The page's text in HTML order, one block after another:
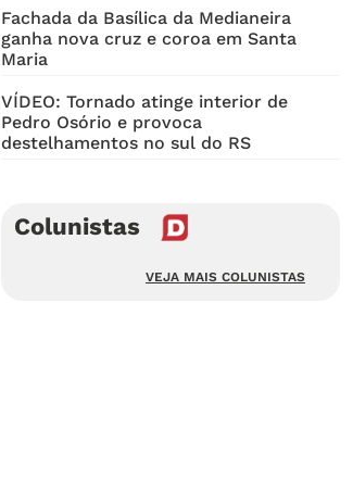
Fachada da Basílica da Medianeira
ganha nova cruz e coroa em Santa
Maria
VÍDEO: Tornado atinge interior de
Pedro Osório e provoca
destelhamentos no sul do RS
Colunistas
VEJA MAIS COLUNISTAS